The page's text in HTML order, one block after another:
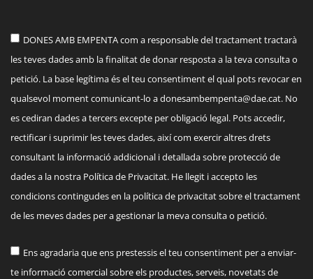
DONES AMB EMPENTA com a responsable del tractament tractarà
les teves dades amb la finalitat de donar resposta a la teva consulta o
petició. La base legítima és el teu consentiment el qual pots revocar en
qualsevol moment comunicant-lo adonesambempenta@dae.cat. No
es cediran dades a tercers excepte per obligació legal. Pots accedir,
rectificar i suprimir les teves dades, així com exercir altres drets
consultant la informació addicional i detallada sobre protecció de
dades a la nostra Política de Privacitat. He llegit i accepto les
condicions contingudes en la política de privacitat sobre el tractament
de les meves dades per a gestionar la meva consulta o petició.
Ens agradaria que ens prestessis el teu consentiment per a enviar-
te informació comercial sobre els productes, serveis, novetats de